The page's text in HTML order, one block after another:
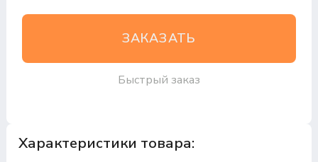
ЗАКАЗАТЬ
Быстрый заказ
Характеристики товара: